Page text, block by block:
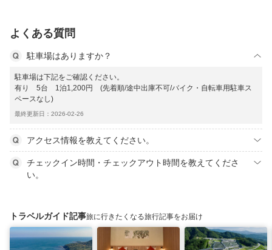
よくある質問
駐車場はありますか？
駐車場は下記をご確認ください。
有り 5台 1泊1,200円 (先着順/途中出庫不可/バイク・自転車用駐車ス
ペースなし)
最終更新日：2026-02-26
アクセス情報を教えてください。
チェックイン時間・チェックアウト時間を教えてくださ
い。
トラベルガイド記事旅に行きたくなる旅行記事をお届け